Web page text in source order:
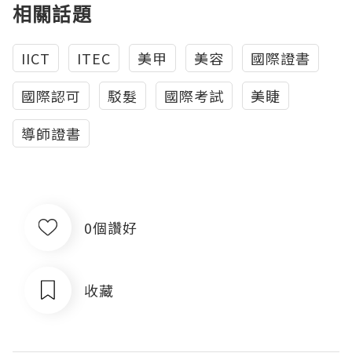
相關話題
IICT ITEC 美甲 美容
國際證書
國際認可
駁髮 國際考試
美睫
導師證書
0個讚好
收藏